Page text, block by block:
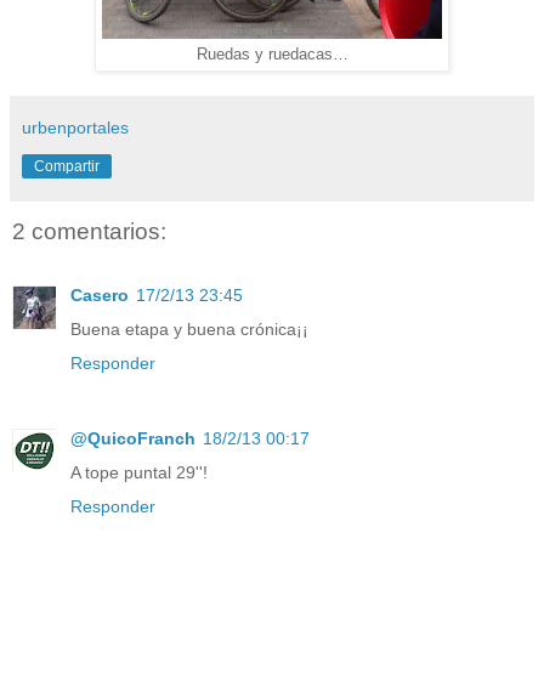
Ruedas y ruedacas…
urbenportales
Compartir
2 comentarios:
Casero 17/2/13 23:45
Buena etapa y buena crónica¡¡
Responder
@QuicoFranch 18/2/13 00:17
A tope puntal 29''!
Responder